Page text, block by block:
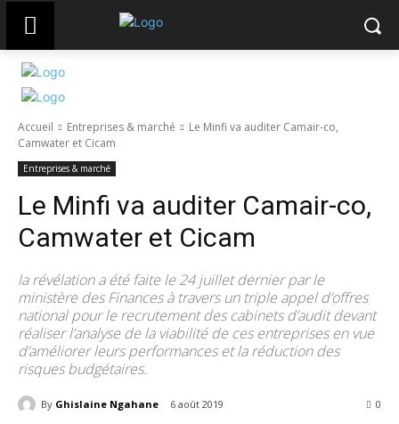
Accueil Entreprises & marché
Le Minfi va auditer Camair-co,
Camwater et Cicam
Entreprises & marché
Le Minfi va auditer Camair-co,
Camwater et Cicam
la révélation a été faite le 24 juillet dernier par le
ministère des Finances à travers un triple appel d’offres
national pour le recrutement des cabinets d’audit devant
réaliser l’analyse de la viabilité de ces entreprises en vue
d’améliorer leurs performances et la réduction des
risques budgétaires.
By Ghislaine Ngahane 6 août 2019 0